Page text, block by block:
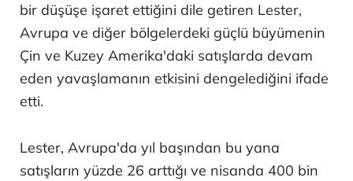
bir düşüşe işaret ettiğini dile getiren Lester,
Avrupa ve diğer bölgelerdeki güçlü büyümenin
Çin ve Kuzey Amerika'daki satışlarda devam
eden yavaşlamanın etkisini dengelediğini ifade
etti.
Lester, Avrupa'da yıl başından bu yana
satışların yüzde 26 arttığı ve nisanda 400 bin